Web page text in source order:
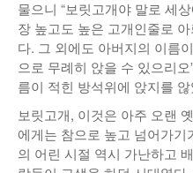
물으니 “보릿고개야 말로 세
장 높고도 높은 고개인줄로
다. 그 외에도 아버지의 이름
으로 무례히 앉을 수 있으리
름이 적힌 방석위에 앉지를
보릿고개, 이것은 아주 오랜
에게는 참으로 높고 넘어가
의 어린 시절 역시 가난하고